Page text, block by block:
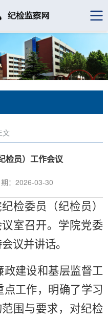
文
检员）工作会议
：2026-03-30
检委员（纪检员）
室召开。学院党委
议并讲话。
政建设和基层监督工
工作， 明确了学习
范围与要求，对纪检